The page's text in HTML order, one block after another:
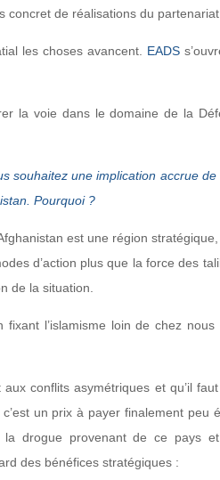
concret de réalisations du
les choses avancent. EADS
la voie dans le domaine de la
souhaitez une implication accrue de
Pourquoi ?
est une région stratégique,
d’action plus que la force des
de la situation.
fixant l’islamisme loin de chez
aux conflits asymétriques et qu’il
un prix à payer finalement peu
drogue provenant de ce pays
des bénéfices stratégiques :